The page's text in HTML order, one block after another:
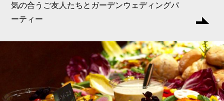
気の合うご友人たちとガーデンウェディングパ
ーティー